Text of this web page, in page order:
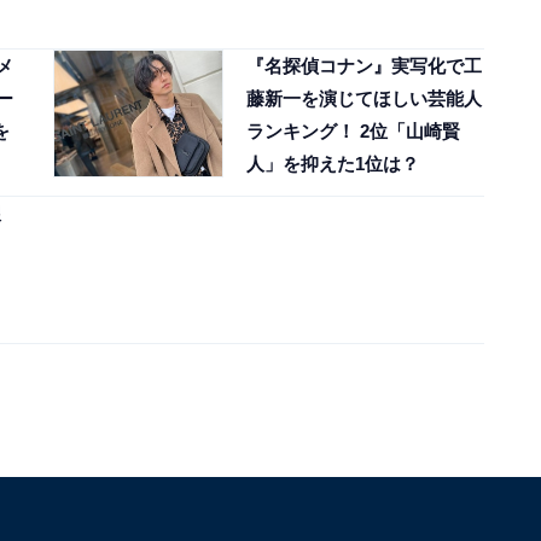
『名探偵コナン』実写化で工
藤新一を演じてほしい芸能人
ランキング！ 2位「山崎賢
人」を抑えた1位は？